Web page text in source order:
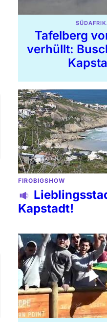
Tafelberg
verhüllt:
FIROBIGSHOW
Kapstadt!